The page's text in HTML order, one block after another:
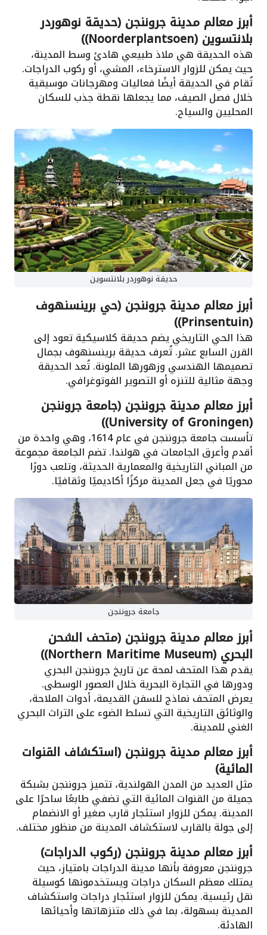
أبرز معالم مدينة جروننجن (حديقة نوهوردر
بلانتسوين (Noorderplantsoen))
هذه الحديقة هي ملاذ طبيعي هادئ وسط المدينة،
حيث يمكن للزوار الاسترخاء، المشي، أو ركوب الدراجات.
تُقام في الحديقة أيضًا فعاليات ومهرجانات موسيقية
خلال فصل الصيف، مما يجعلها نقطة جذب للسكان
المحليين والسياح.
حديقة نوهوردر بلانتسوين
أبرز معالم مدينة جروننجن (حي برينسنهوف
(Prinsentuin))
هذا الحي التاريخي يضم حديقة كلاسيكية تعود إلى
القرن السابع عشر. تُعرف حديقة برينسنهوف بجمال
تصميمها الهندسي وزهورها الملونة. تُعد الحديقة
وجهة مثالية للتنزه أو التصوير الفوتوغرافي.
أبرز معالم مدينة جروننجن (جامعة جروننجن
(University of Groningen))
تأسست جامعة جروننجن في عام 1614، وهي واحدة من
أقدم وأعرق الجامعات في هولندا. تضم الجامعة مجموعة
من المباني التاريخية والمعمارية الحديثة، وتلعب دورًا
محوريًا في جعل المدينة مركزًا أكاديميًا وثقافيًا.
جامعة جروننجن
أبرز معالم مدينة جروننجن (متحف الشحن
البحري (Northern Maritime Museum))
يقدم هذا المتحف لمحة عن تاريخ جروننجن البحري
ودورها في التجارة البحرية خلال العصور الوسطى.
يعرض المتحف نماذج للسفن القديمة، أدوات الملاحة،
والوثائق التاريخية التي تسلط الضوء على التراث البحري
الغني للمدينة.
أبرز معالم مدينة جروننجن (استكشاف القنوات
المائية)
مثل العديد من المدن الهولندية، تتميز جروننجن بشبكة
جميلة من القنوات المائية التي تضفي طابعًا ساحرًا على
المدينة. يمكن للزوار استئجار قارب صغير أو الانضمام
إلى جولة بالقارب لاستكشاف المدينة من منظور مختلف.
أبرز معالم مدينة جروننجن (ركوب الدراجات)
جروننجن معروفة بأنها مدينة الدراجات بامتياز، حيث
يمتلك معظم السكان دراجات ويستخدمونها كوسيلة
نقل رئيسية. يمكن للزوار استئجار دراجات واستكشاف
المدينة بسهولة، بما في ذلك متنزهاتها وأحيائها
الهادئة.